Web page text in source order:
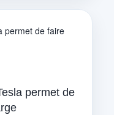
permet de